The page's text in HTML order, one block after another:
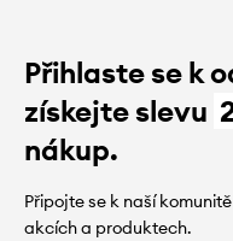
Přihlaste se k
získejte slevu
nákup.
Připojte se k naší
akcích a produktech.